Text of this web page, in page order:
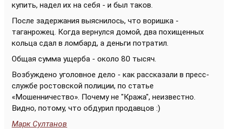
купить, надел их на себя - и был таков.
После задержания выяснилось, что воришка -
таганрожец. Когда вернулся домой, два похищенных
кольца сдал в ломбард, а деньги потратил.
Общая сумма ущерба - около 80 тысяч.
Возбуждено уголовное дело - как рассказали в пресс-
службе ростовской полиции, по статье
«Мошенничество». Почему не "Кража", неизвестно.
Видно, потому, что обдурил продавцов :)
Марк Султанов